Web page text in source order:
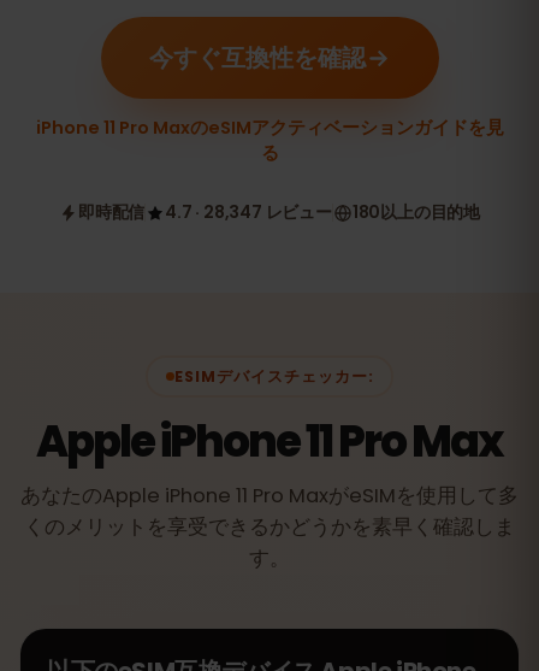
今すぐ互換性を確認
iPhone 11 Pro MaxのeSIMアクティベーションガイドを見
る
即時配信 4.7 · 28,347 レビュー 180以上の目的地
ESIMデバイスチェッカー:
Apple iPhone 11 Pro Max
あなたのApple iPhone 11 Pro MaxがeSIMを使用して多
くのメリットを享受できるかどうかを素早く確認しま
す。